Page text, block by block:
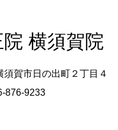
横須賀院
須賀市日の出町２丁目４
876-9233